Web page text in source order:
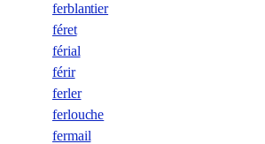
ferblantier
féret
férial
férir
ferler
ferlouche
fermail